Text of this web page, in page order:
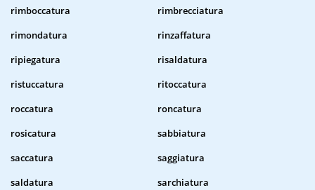
rimboccatura
rimbrecciatura
rimondatura
rinzaffatura
ripiegatura
risaldatura
ristuccatura
ritoccatura
roccatura
roncatura
rosicatura
sabbiatura
saccatura
saggiatura
saldatura
sarchiatura